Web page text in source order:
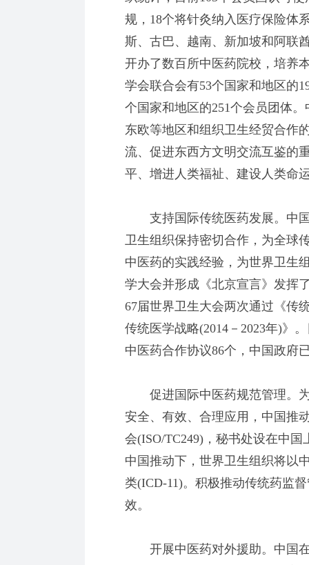
规，18个将针灸纳入医疗保险体
斯、古巴、越南、新加坡和阿联
开办了数百所中医药院校，培养
学会联合会有53个国家和地区的
个国家和地区的251个会员团体
东欧等地区和组织卫生经贸合作
流、促进东西方文明交流互鉴的
平、增进人类福祉、建设人类命
支持国际传统医药发展。中国
卫生组织保持密切合作，为全球
中医药的实践经验，为世界卫生
学大会并形成《北京宣言》发挥
67届世界卫生大会两次通过《传
传统医学战略(2014－2023年)》
中医药合作协议86个，中国政府
促进国际中医药规范管理。为
安全、有效、合理应用，中国推
会(ISO/TC249)，秘书处设在中
中国推动下，世界卫生组织将以
类(ICD-11)。积极推动传统药监
效。
开展中医药对外援助。中国在